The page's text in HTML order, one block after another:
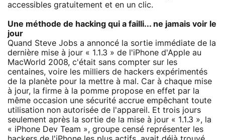
accessibles gratuitement et en un clic.
Une méthode de hacking qui a failli... ne jamais voir le
jour
Quand Steve Jobs a annoncé la sortie immédiate de la
dernière mise à jour « 1.1.3 » de l'iPhone d'Apple au
MacWorld 2008, c'était sans compter sur les
centaines, voire les milliers de hackers expérimentés
de la planète pour la mettre à mal. Car à chaque mise
à jour, la firme à la pomme propose en effet par la
même occasion une sécurité accrue empêchant toute
utilisation non autorisée de l'appareil. Et trois jours
seulement après la sortie de la mise à jour « 1.1.3 », la
« iPhone Dev Team », groupe censé représenter les